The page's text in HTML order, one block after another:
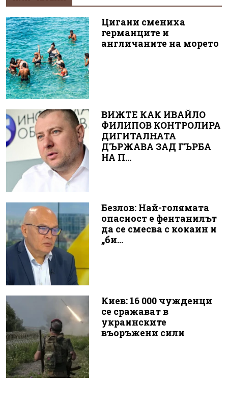
Цигани смениха
германците и
англичаните на морето
ВИЖТЕ КАК ИВАЙЛО
ФИЛИПОВ КОНТРОЛИРА
ДИГИТАЛНАТА
ДЪРЖАВА ЗАД ГЪРБА
НА П...
Безлов: Най-голямата
опасност е фентанилът
да се смесва с кокаин и
„би...
Киев: 16 000 чужденци
се сражават в
украинските
въоръжени сили